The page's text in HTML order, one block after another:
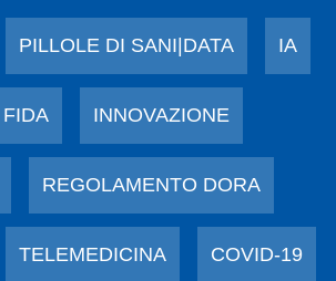
PILLOLE DI SANI|DATA IA
INNOVAZIONE
REGOLAMENTO DORA
TELEMEDICINA COVID-19